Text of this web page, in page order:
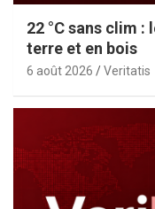
22 °C sans clim :
terre et en bois
6 août 2026 Veritatis